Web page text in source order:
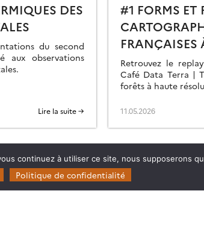
DES
du second
aux observations
Lire la suite →
#1 FORMS ET
FRANÇAISES
Retrouvez le
Café Data Terra |
forêts à haute
11.05.2026
continuez à utiliser ce site, nous supposerons
Politique de confidentialité